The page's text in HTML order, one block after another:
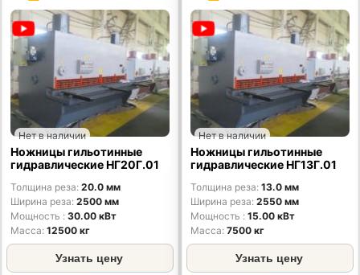
Нет в наличии
Ножницы гильотинные
гидравлические НГ20Г.01
Толщина реза 20.0 мм
Ширина реза 2500 мм
Мощность
30.00 кВт
Масса 12500 кг
Узнать цену
Нет в наличии
Ножницы гильотинные
гидравлические НГ13Г.01
Толщина реза 13.0 мм
Ширина реза 2550 мм
Мощность
15.00 кВт
Масса 7500 кг
Узнать цену